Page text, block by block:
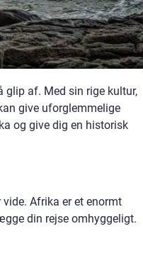
glip af. Med sin rige kultur,
give uforglemmelige
og give dig en historisk
Afrika er et enormt
din rejse omhyggeligt.